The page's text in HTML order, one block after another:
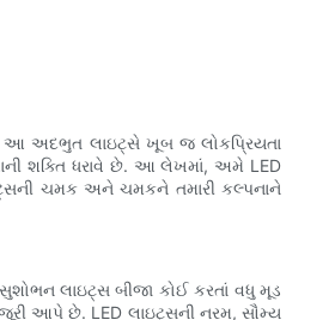
આ અદભુત લાઇટ્સે ખૂબ જ લોકપ્રિયતા
શક્તિ ધરાવે છે. આ લેખમાં, અમે LED
ચમક અને ચમકને તમારી કલ્પનાને
સુશોભન લાઇટ્સ બીજા કોઈ કરતાં વધુ મૂડ
આપે છે. LED લાઇટ્સની નરમ, સૌમ્ય